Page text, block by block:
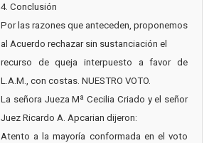
4. Conclusión
Por las razones que anteceden, proponemos
al Acuerdo rechazar sin sustanciación el
recurso de queja interpuesto a favor de
L.A.M., con costas. NUESTRO VOTO.
La señora Jueza Mª Cecilia Criado y el señor
Juez Ricardo A. Apcarian dijeron:
Atento a la mayoría conformada en el voto